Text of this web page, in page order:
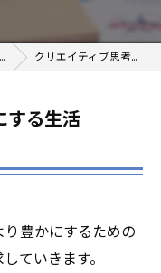
クリエイティブ思考で豊かにする生活
する生活
豊かにするための
ていきます。